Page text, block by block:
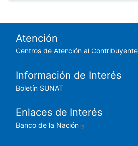
Footer menu
Atención
Centros de Atención al Contribuyente
Información de Interés
Boletín SUNAT
Enlaces de Interés
Banco de la Nación